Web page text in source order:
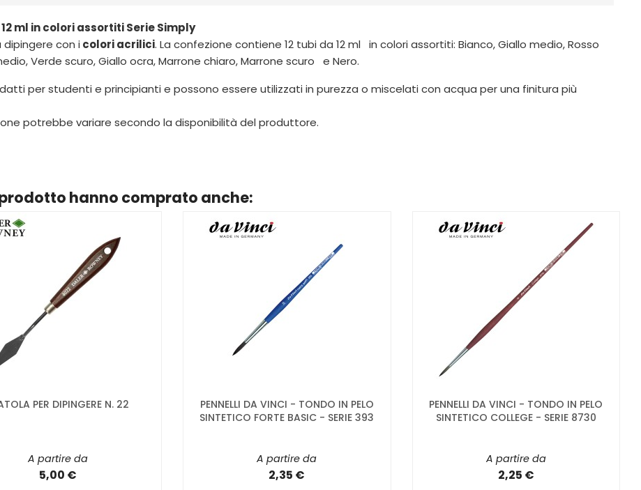
ml in colori assortiti Serie Simply
con i colori acrilici. La confezione contiene 12 tubi da 12 ml in colori assortiti: Bianco, Giallo medio, Rosso
Verde scuro, Giallo ocra, Marrone chiaro, Marrone scuro e Nero.
per studenti e principianti e possono essere utilizzati in purezza o miscelati con acqua per una finitura più
potrebbe variare secondo la disponibilità del produttore.
hanno comprato anche:
PER DIPINGERE N. 22
A partire da
5,00 €
PENNELLI DA VINCI - TONDO IN PELO
SINTETICO FORTE BASIC - SERIE 393
A partire da
2,35 €
PENNELLI DA VINCI - TONDO IN PELO
SINTETICO COLLEGE - SERIE 8730
A partire da
2,25 €